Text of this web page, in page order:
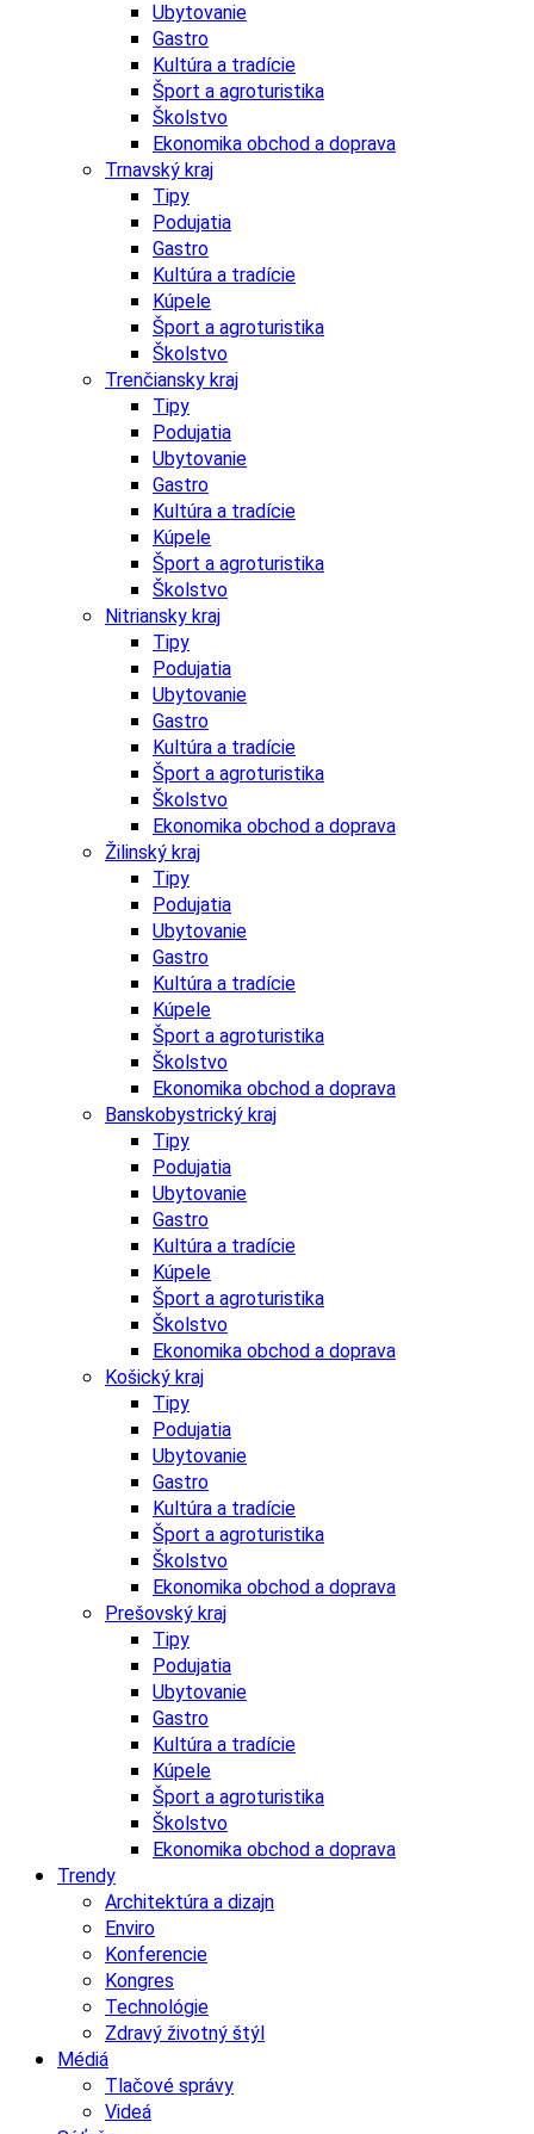
Ubytovanie
Gastro
Kultúra a tradície
Šport a agroturistika
Školstvo
Ekonomika obchod a doprava
Trnavský kraj
Tipy
Podujatia
Gastro
Kultúra a tradície
Kúpele
Šport a agroturistika
Školstvo
Trenčiansky kraj
Tipy
Podujatia
Ubytovanie
Gastro
Kultúra a tradície
Kúpele
Šport a agroturistika
Školstvo
Nitriansky kraj
Tipy
Podujatia
Ubytovanie
Gastro
Kultúra a tradície
Šport a agroturistika
Školstvo
Ekonomika obchod a doprava
Žilinský kraj
Tipy
Podujatia
Ubytovanie
Gastro
Kultúra a tradície
Kúpele
Šport a agroturistika
Školstvo
Ekonomika obchod a doprava
Banskobystrický kraj
Tipy
Podujatia
Ubytovanie
Gastro
Kultúra a tradície
Kúpele
Šport a agroturistika
Školstvo
Ekonomika obchod a doprava
Košický kraj
Tipy
Podujatia
Ubytovanie
Gastro
Kultúra a tradície
Šport a agroturistika
Školstvo
Ekonomika obchod a doprava
Prešovský kraj
Tipy
Podujatia
Ubytovanie
Gastro
Kultúra a tradície
Kúpele
Šport a agroturistika
Školstvo
Ekonomika obchod a doprava
Trendy
Architektúra a dizajn
Enviro
Konferencie
Kongres
Technológie
Zdravý životný štýl
Médiá
Tlačové správy
Videá